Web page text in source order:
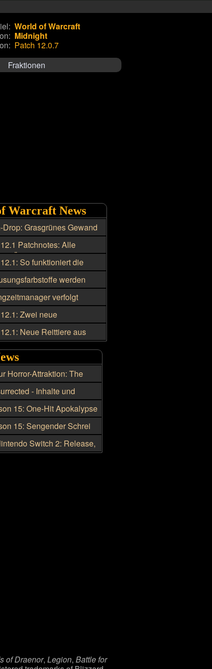
World of Warcraft
Midnight
Patch 12.0.7
Fraktionen
Warcraft News
Drop: Grasgrünes Gewand
ab 11. August
Patchnotes: Alle
Überblick
So funktioniert die
Integration
werden
kriegsmeutengebunden
verfolgt
und Schmuckstücke
Zwei neue
Lagerplätze in Silbermond
Neue Reittiere aus
und Raids
Horror-Attraktion: The
2026
- Inhalte und
Season 15
15: One-Hit Apokalypse
15: Sengender Schrei
Skillung für den
Switch 2: Release,
Version geleakt
of Draenor, Legion, Battle for